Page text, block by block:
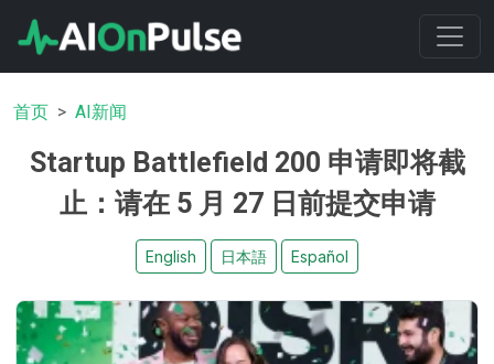
首页 AI新闻
Startup Battlefield 200 申请即将截
止：请在 5 月 27 日前提交申请
English 日本語 Español